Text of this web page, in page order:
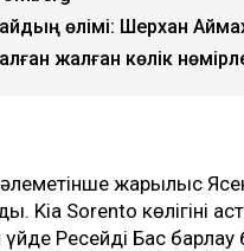
өлімі: Шерхан
жалған көлік
жарылыс
Kia Sorento
Ресейдің Бас